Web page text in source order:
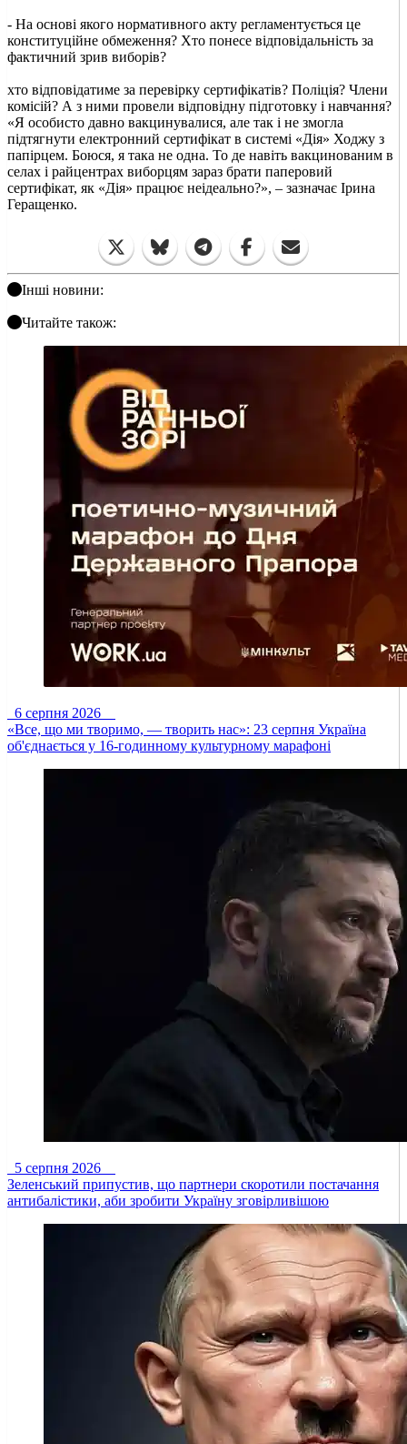
- На основі якого нормативного акту регламентується це
конституційне обмеження? Хто понесе відповідальність за
фактичний зрив виборів?
хто відповідатиме за перевірку сертифікатів? Поліція? Члени
комісій? А з ними провели відповідну підготовку і навчання?
«Я особисто давно вакцинувалися, але так і не змогла
підтягнути електронний сертифікат в системі «Дія» Ходжу з
папірцем. Боюся, я така не одна. То де навіть вакцинованим в
селах і райцентрах виборцям зараз брати паперовий
сертифікат, як «Дія» працює неідеально?», – зазначає Ірина
Геращенко.
Інші новини:
Читайте також:
6 серпня 2026
«Все, що ми творимо, — творить нас»: 23 серпня Україна
об'єднається у 16-годинному культурному марафоні
5 серпня 2026
Зеленський припустив, що партнери скоротили постачання
антибалістики, аби зробити Україну зговірливішою